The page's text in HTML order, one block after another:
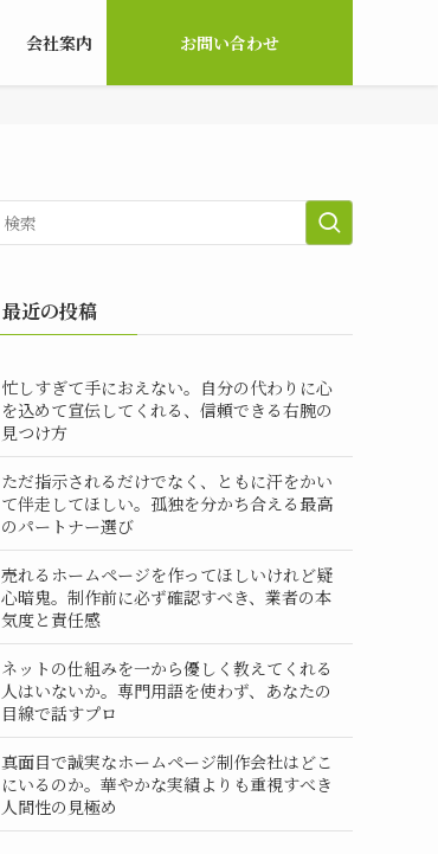
会社案内 お問い合わせ
最近の投稿
忙しすぎて手におえない。自分の代わりに心
を込めて宣伝してくれる、信頼できる右腕の
見つけ方
ただ指示されるだけでなく、ともに汗をかい
て伴走してほしい。孤独を分かち合える最高
のパートナー選び
売れるホームページを作ってほしいけれど疑
心暗鬼。制作前に必ず確認すべき、業者の本
気度と責任感
ネットの仕組みを一から優しく教えてくれる
人はいないか。専門用語を使わず、あなたの
目線で話すプロ
真面目で誠実なホームページ制作会社はどこ
にいるのか。華やかな実績よりも重視すべき
人間性の見極め